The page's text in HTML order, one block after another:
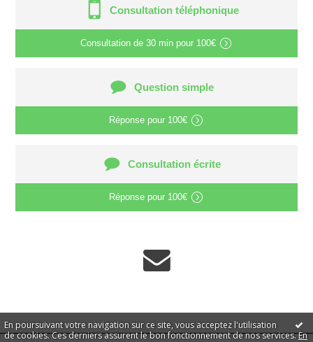
En poursuivant votre navigation sur ce site, vous acceptez l'utilisation
de cookies. Ces derniers assurent le bon fonctionnement de nos services.En
Consultation téléphonique
Consultation de 30 min pour 100€
Question simple
Réponse pour 100€
Consultation écrite
Réponse pour 100€